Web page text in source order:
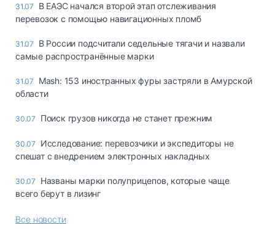
31.07
В ЕАЭС начался второй этап отслеживания
перевозок с помощью навигационных пломб
31.07
В России подсчитали седельные тягачи и назвали
самые распространённые марки
31.07
Mash: 153 иностранных фуры застряли в Амурской
области
30.07 Поиск грузов никогда не станет прежним
30.07
Исследование: перевозчики и экспедиторы не
спешат с внедрением электронных накладных
30.07
Названы марки полуприцепов, которые чаще
всего берут в лизинг
Все новости